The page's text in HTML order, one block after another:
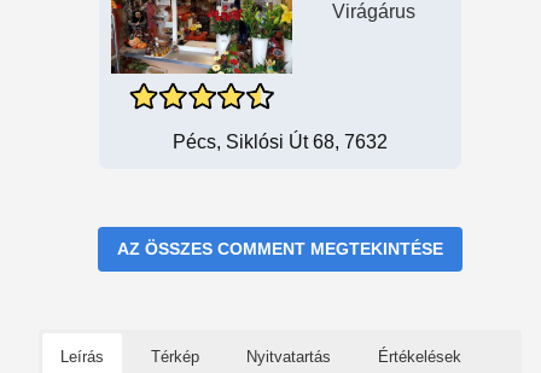
Virágárus
Pécs, Siklósi Út 68, 7632
AZ ÖSSZES COMMENT MEGTEKINTÉSE
Leírás Térkép Nyitvatartás Értékelések